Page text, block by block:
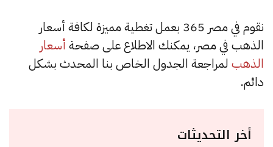
نقوم في مصر 365 بعمل تغطية مميزة لكافة أسعار
الذهب في مصر، يمكنك الاطلاع على صفحة أسعار
الذهب لمراجعة الجدول الخاص بنا المحدث بشكل
دائم.
أخر التحديثات